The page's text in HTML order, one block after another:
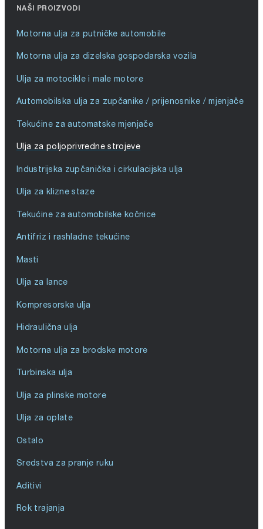
NAŠI PROIZVODI
Motorna ulja za putničke automobile
Motorna ulja za dizelska gospodarska vozila
Ulja za motocikle i male motore
Automobilska ulja za zupčanike / prijenosnike / mjenjače
Tekućine za automatske mjenjače
Ulja za poljoprivredne strojeve
Industrijska zupčanička i cirkulacijska ulja
Ulja za klizne staze
Tekućine za automobilske kočnice
Antifriz i rashladne tekućine
Masti
Ulja za lance
Kompresorska ulja
Hidraulična ulja
Motorna ulja za brodske motore
Turbinska ulja
Ulja za plinske motore
Ulja za oplate
Ostalo
Sredstva za pranje ruku
Aditivi
Rok trajanja